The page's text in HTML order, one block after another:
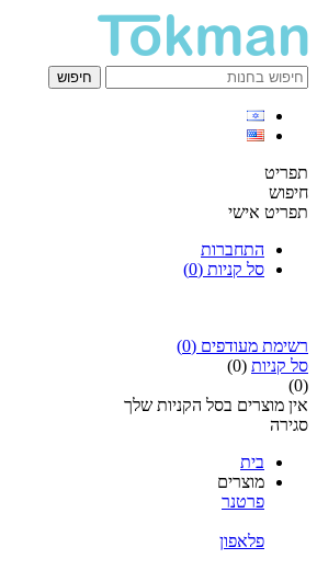
חיפוש
תפריט
חיפוש
תפריט אישי
התחברות
סל קניות (0)
רשימת מעודפים (0)
סל קניות (0)
(0)
אין מוצרים בסל הקניות שלך
סגירה
בית
מוצרים
פרטנר
פלאפון